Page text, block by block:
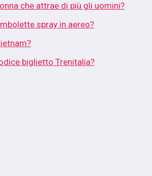
che attrae di più gli uomini?
spray in aereo?
biglietto Trenitalia?